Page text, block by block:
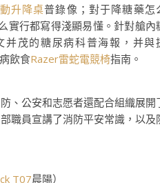
升降桌普錄像；對于降糖藥怎
實行都寫得淺顯易懂。針對艙內
茂的糖尿病科普海報，并與
飲食Razer雷蛇電競椅指南。
公安和志愿者還配合組織展開
職員宣講了消防平安常識，以及
T07晨陽）